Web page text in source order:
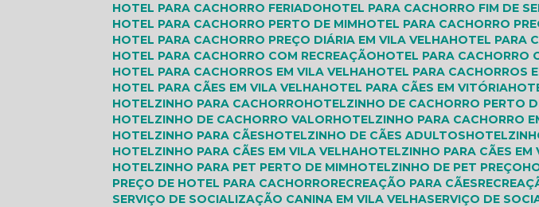
HOTEL PARA CACHORRO FERIADO
HOTEL PARA CACHORRO FIM DE
HOTEL PARA CACHORRO PERTO DE MIM
HOTEL PARA CACHORRO
HOTEL PARA CACHORRO PREÇO DIÁRIA EM VILA VELHA
HOTEL PARA
HOTEL PARA CACHORRO COM RECREAÇÃO
HOTEL PARA
HOTEL PARA CACHORROS EM VILA VELHA
HOTEL PARA CACHORROS
HOTEL PARA CÃES EM VILA VELHA
HOTEL PARA CÃES EM VITÓRIA
HOTELZINHO PARA CACHORRO
HOTELZINHO DE CACHORRO PERTO
HOTELZINHO DE CACHORRO VALOR
HOTELZINHO PARA CACHORRO
HOTELZINHO PARA CÃES
HOTELZINHO DE CÃES ADULTOS
HOTELZINHO PARA CÃES EM VILA VELHA
HOTELZINHO PARA CÃES
HOTELZINHO PARA PET PERTO DE MIM
HOTELZINHO DE PET PREÇO
PREÇO DE HOTEL PARA CACHORRO
RECREAÇÃO PARA CÃES
SERVIÇO DE SOCIALIZAÇÃO CANINA EM VILA VELHA
SERVIÇO DE